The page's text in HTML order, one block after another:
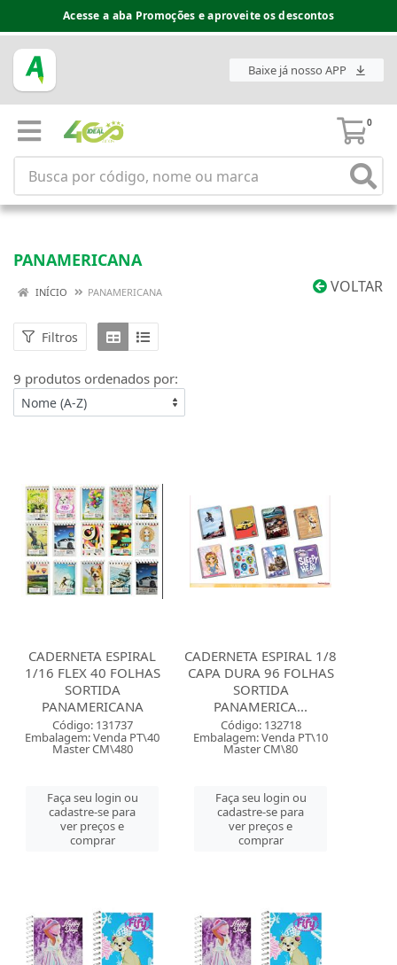
Acesse a aba Promoções e aproveite os descontos
Baixe já nosso APP
0
PANAMERICANA
VOLTAR
INÍCIO PANAMERICANA
Filtros
9 produtos ordenados por:
CADERNETA ESPIRAL
1/16 FLEX 40 FOLHAS
SORTIDA
PANAMERICANA
Código: 131737
Embalagem: Venda PT\40
Master CM\480
Faça seu login ou
cadastre-se para
ver preços e
comprar
CADERNETA ESPIRAL 1/8
CAPA DURA 96 FOLHAS
SORTIDA
PANAMERICA...
Código: 132718
Embalagem: Venda PT\10
Master CM\80
Faça seu login ou
cadastre-se para
ver preços e
comprar